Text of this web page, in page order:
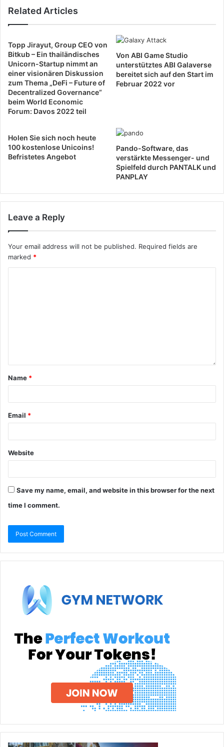
Related Articles
Topp Jirayut, Group CEO von
Bitkub – Ein thailändisches
Unicorn-Startup nimmt an
einer visionären Diskussion
zum Thema „DeFi – Future of
Decentralized Governance“
beim World Economic
Forum: Davos 2022 teil
Von ABI Game Studio
unterstütztes ABI Galaverse
bereitet sich auf den Start im
Februar 2022 vor
Holen Sie sich noch heute
100 kostenlose Unicoins!
Befristetes Angebot
Pando-Software, das
verstärkte Messenger- und
Spielfeld durch PANTALK und
PANPLAY
Leave a Reply
Your email address will not be published. Required fields are
marked *
Name *
Email *
Website
Save my name, email, and website in this browser for the next
time I comment.